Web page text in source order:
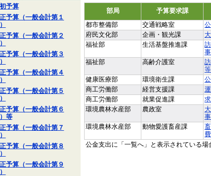
予算
予算（一般会計第１
予算（一般会計第２
予算（一般会計第３
予算（一般会計第４
予算（一般会計第５
予算（一般会計第６
等
予算（一般会計第７
予算（一般会計第８
予算（一般会計第９
部局 予算要求課
都市整備部
交通戦略室
府民文化部
企画・観光課
福祉部
生活基盤推進課
福祉部 高齢介護室
健康医療部 環境衛生課
商工労働部
経営支援課
商工労働部
就業促進課
環境農林水産部
農政室
環境農林水産部 動物愛護畜産課
公金支出に「一覧へ」と表示されている場